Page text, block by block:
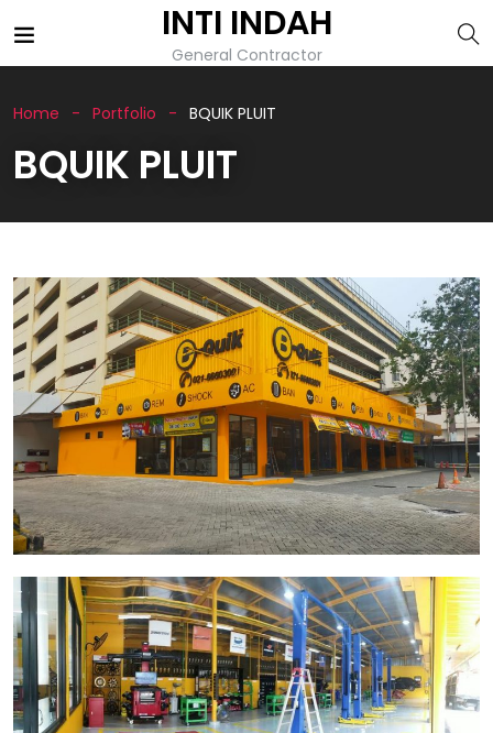
INTI INDAH
General Contractor
Home Portfolio BQUIK PLUIT
BQUIK PLUIT